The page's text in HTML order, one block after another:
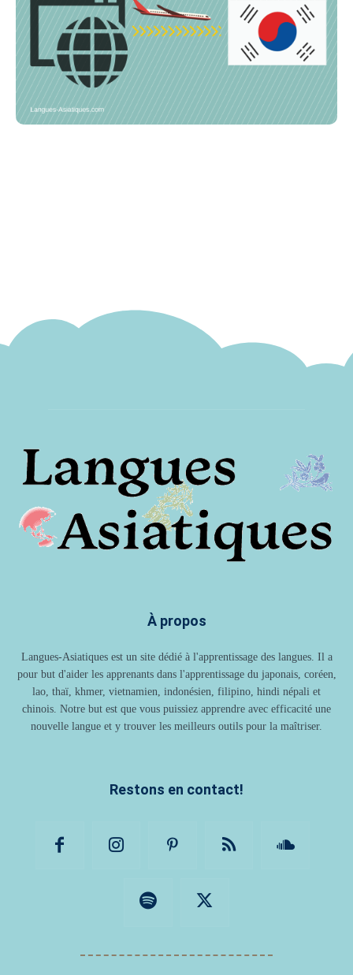
À propos
Langues-Asiatiques est un site dédié à l'apprentissage des langues. Il a
pour but d'aider les apprenants dans l'apprentissage du japonais, coréen,
lao, thaï, khmer, vietnamien, indonésien, filipino, hindi népali et
chinois. Notre but est que vous puissiez apprendre avec efficacité une
nouvelle langue et y trouver les meilleurs outils pour la maîtriser.
Restons en contact!